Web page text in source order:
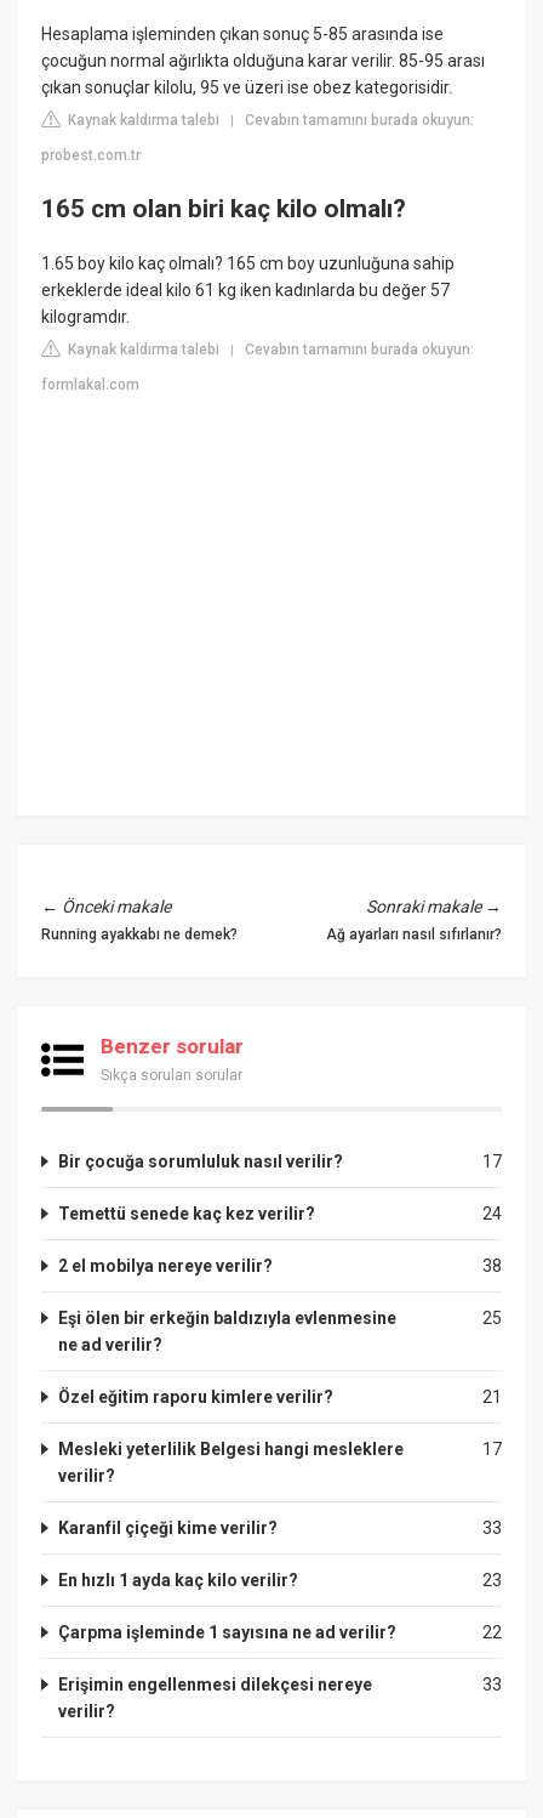
Hesaplama işleminden çıkan sonuç 5-85 arasında ise
çocuğun normal ağırlıkta olduğuna karar verilir. 85-95 arası
çıkan sonuçlar kilolu, 95 ve üzeri ise obez kategorisidir.
Kaynak kaldırma talebi |Cevabın tamamını burada okuyun:
probest.com.tr
165 cm olan biri kaç kilo olmalı?
1.65 boy kilo kaç olmalı? 165 cm boy uzunluğuna sahip
erkeklerde ideal kilo 61 kg iken kadınlarda bu değer 57
kilogramdır.
Kaynak kaldırma talebi |Cevabın tamamını burada okuyun:
formlakal.com
← Önceki makale
Running ayakkabı ne demek?
Sonraki makale→
Ağ ayarları nasıl sıfırlanır?
Benzer sorular
Sıkça sorulan sorular
17
Bir çocuğa sorumluluk nasıl verilir?
24
Temettü senede kaç kez verilir?
38
2 el mobilya nereye verilir?
25
Eşi ölen bir erkeğin baldızıyla evlenmesine
ne ad verilir?
21
Özel eğitim raporu kimlere verilir?
17
Mesleki yeterlilik Belgesi hangi mesleklere
verilir?
33
Karanfil çiçeği kime verilir?
23
En hızlı 1 ayda kaç kilo verilir?
22
Çarpma işleminde 1 sayısına ne ad verilir?
33
Erişimin engellenmesi dilekçesi nereye
verilir?